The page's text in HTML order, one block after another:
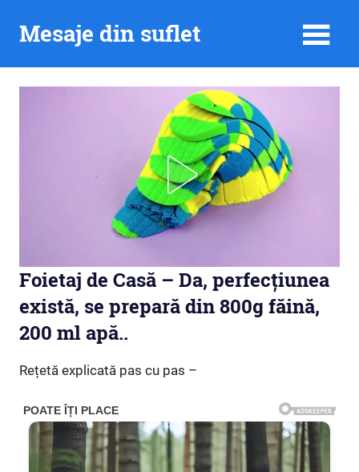
Mesaje din suflet
Foietaj de Casă – Da, perfecțiunea
există, se prepară din 800g făină,
200 ml apă..
Rețetă explicată pas cu pas –